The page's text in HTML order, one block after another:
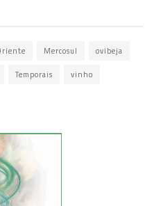
Mercosul ovibeja
Temporais vinho